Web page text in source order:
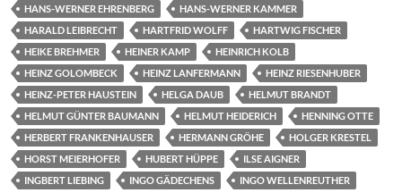
HANS-WERNER EHRENBERG
HANS-WERNER KAMMER
HARALD LEIBRECHT
HARTFRID WOLFF
HARTWIG FISCHER
HEIKE BREHMER
HEINER KAMP
HEINRICH KOLB
HEINZ GOLOMBECK
HEINZ LANFERMANN
HEINZ RIESENHUBER
HEINZ-PETER HAUSTEIN
HELGA DAUB
HELMUT BRANDT
HELMUT GÜNTER BAUMANN
HELMUT HEIDERICH
HENNING OTTE
HERBERT FRANKENHAUSER
HERMANN GRÖHE
HOLGER KRESTEL
HORST MEIERHOFER
HUBERT HÜPPE
ILSE AIGNER
INGBERT LIEBING
INGO GÄDECHENS
INGO WELLENREUTHER